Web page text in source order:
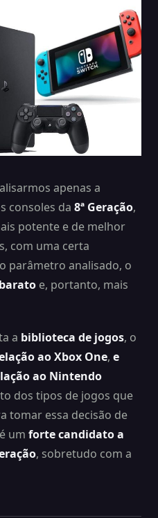
apenas a
consoles da 8ª Geração,
potente e de melhor
com uma certa
parâmetro analisado, o
e, portanto, mais
a biblioteca de jogos, o
ao Xbox One, e
ao Nintendo
dos tipos de jogos que
tomar essa decisão de
é um forte candidato a
, sobretudo com a